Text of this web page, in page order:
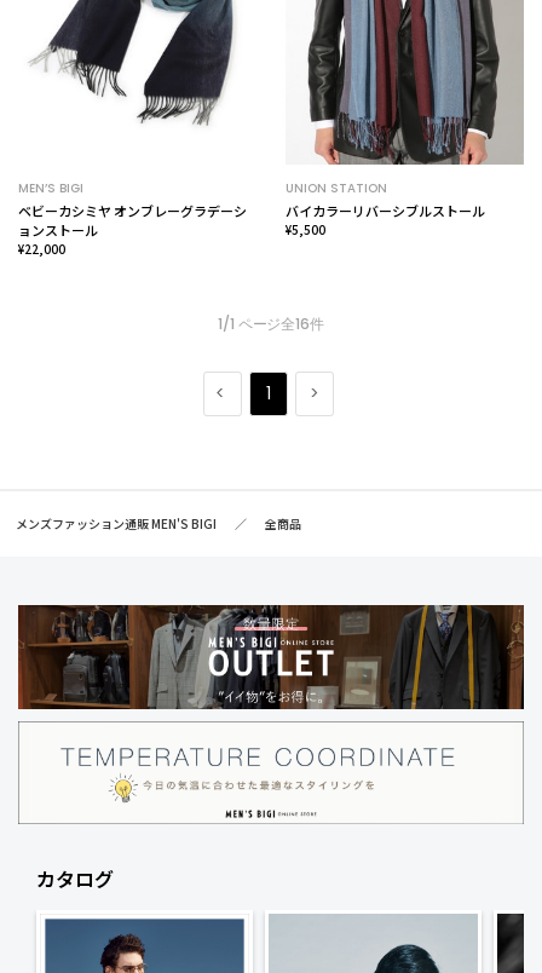
MEN’S BIGI
ベビーカシミヤ オンブレーグラデーシ
ョンストール
¥22,000
UNION STATION
バイカラーリバーシブルストール
¥5,500
1/1 ページ全16件
1
メンズファッション通販 MEN'S BIGI 全商品
カタログ